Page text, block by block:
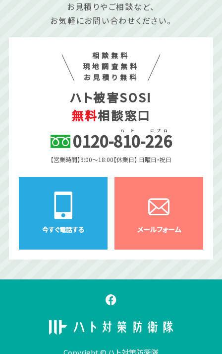
お見積りやご相談など、
お気軽にお問い合わせください。
相談無料
現地調査無料
お見積り無料
ハト被害SOS!
無料相談窓口
0120-810
ハ ト -226
に プ ロ
【営業時間】9:00〜18:00【休業日】 日曜日・祝日
今すぐ電話する メールフォーム